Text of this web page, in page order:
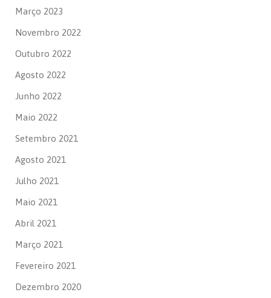
Março 2023
Novembro 2022
Outubro 2022
Agosto 2022
Junho 2022
Maio 2022
Setembro 2021
Agosto 2021
Julho 2021
Maio 2021
Abril 2021
Março 2021
Fevereiro 2021
Dezembro 2020